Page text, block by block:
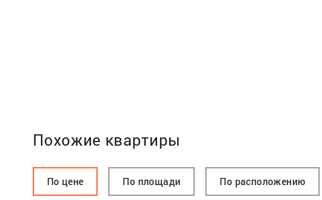
Похожие квартиры
По цене По площади По расположению